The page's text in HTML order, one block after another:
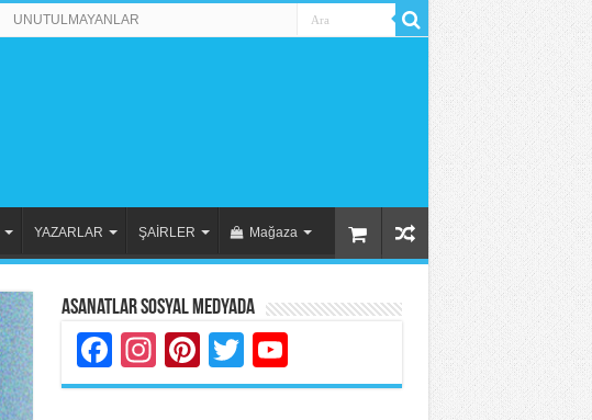
UNUTULMAYANLAR
YAZARLAR ŞAİRLER Mağaza
Asanatlar Sosyal Medyada
Facebook
Instagram
Pinterest
Twitter